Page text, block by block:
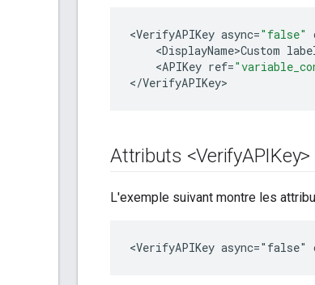
<VerifyAPIKey async="false"
<DisplayName>Custom
<APIKey ref=
</VerifyAPIKey>
Attributs <VerifyAPIKey>
L'exemple suivant montre les
<VerifyAPIKey